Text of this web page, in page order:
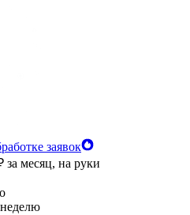
заявок
за месяц, на руки